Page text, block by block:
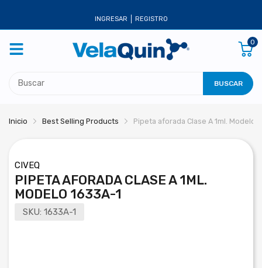
INGRESAR REGISTRO
0
BUSCAR
Inicio Best Selling Products Pipeta aforada Clase A 1ml. Modelo
CIVEQ
PIPETA AFORADA CLASE A 1ML.
MODELO 1633A-1
SKU: 1633A-1